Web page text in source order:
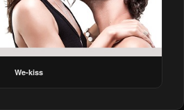
We-kiss